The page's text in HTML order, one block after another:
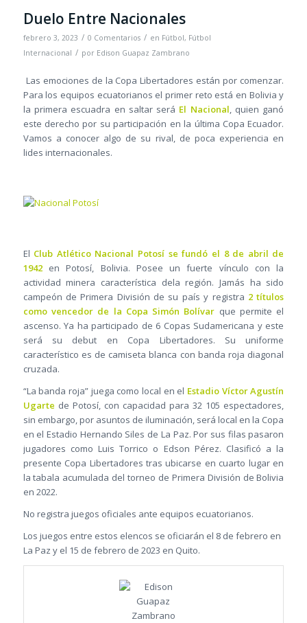
Duelo Entre Nacionales
febrero 3, 2023 / 0 Comentarios / en Fútbol, Fútbol
Internacional / por Edison Guapaz Zambrano
Las emociones de la Copa Libertadores están por comenzar.
Para los equipos ecuatorianos el primer reto está en Bolivia y
la primera escuadra en saltar será El Nacional, quien ganó
este derecho por su participación en la última Copa Ecuador.
Vamos a conocer algo de su rival, de poca experiencia en
lides internacionales.
El Club Atlético Nacional Potosí se fundó el 8 de abril de
1942en Potosí, Bolivia. Posee un fuerte vínculo con la
actividad minera característica dela región. Jamás ha sido
campeón de Primera División de su país y registra 2 títulos
como vencedor de la Copa Simón Bolívar que permite el
ascenso. Ya ha participado de 6 Copas Sudamericana y este
será su debut en Copa Libertadores. Su uniforme
característico es de camiseta blanca con banda roja diagonal
cruzada.
“La banda roja” juega como local en el Estadio Víctor Agustín
Ugarte de Potosí, con capacidad para 32 105 espectadores,
sin embargo, por asuntos de iluminación, será local en la Copa
en el Estadio Hernando Siles de La Paz. Por sus filas pasaron
jugadores como Luis Torrico o Edson Pérez. Clasificó a la
presente Copa Libertadores tras ubicarse en cuarto lugar en
la tabala acumulada del torneo de Primera División de Bolivia
en 2022.
No registra juegos oficiales ante equipos ecuatorianos.
Los juegos entre estos elencos se oficiarán el 8 de febrero en
La Paz y el 15 de febrero de 2023 en Quito.